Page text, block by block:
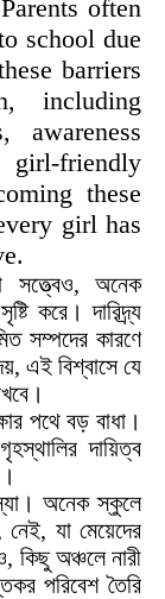
often
school due
barriers
including
awareness
girl-friendly
these
girl has
সত্ত্বেও, অনেক
করে। দারিদ্র্য
সম্পদের কারণে
এই বিশ্বাসে যে
পথে বড় বাধা।
দায়িত্ব
অনেক স্কুলে
যা মেয়েদের
কিছু অঞ্চলে নারী
পরিবেশ তৈরি